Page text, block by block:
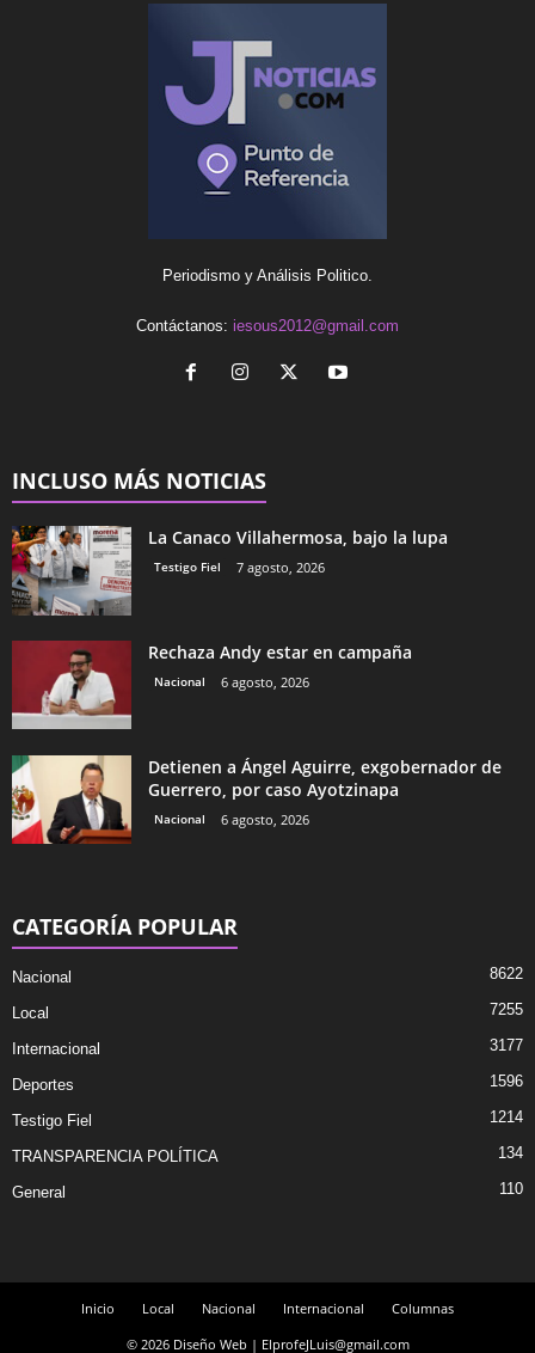
Periodismo y Análisis Politico.
Contáctanos: iesous2012@gmail.com
INCLUSO MÁS NOTICIAS
La Canaco Villahermosa, bajo la lupa
Testigo Fiel 7 agosto, 2026
Rechaza Andy estar en campaña
Nacional 6 agosto, 2026
Detienen a Ángel Aguirre, exgobernador de
Guerrero, por caso Ayotzinapa
Nacional 6 agosto, 2026
CATEGORÍA POPULAR
Nacional 8622
Local 7255
Internacional 3177
Deportes 1596
Testigo Fiel 1214
TRANSPARENCIA POLÍTICA 134
General 110
Inicio Local Nacional Internacional
Columnas
© 2026 Diseño Web | ElprofeJLuis@gmail.com